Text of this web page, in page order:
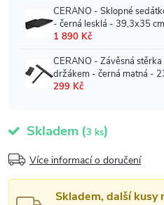
Skladem (3 ks)
Více informací o doručení
Skladem, další kusy